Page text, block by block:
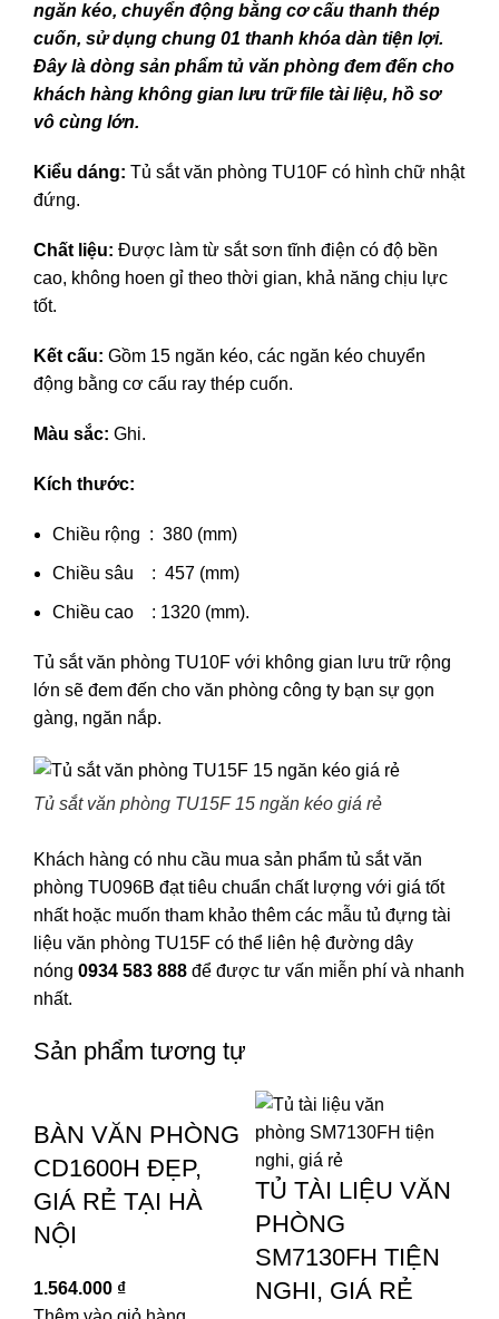
ngăn kéo, chuyển động bằng cơ cấu thanh thép
cuốn, sử dụng chung 01 thanh khóa dàn tiện lợi.
Đây là dòng sản phẩm tủ văn phòng đem đến cho
khách hàng không gian lưu trữ file tài liệu, hồ sơ
vô cùng lớn.
Kiểu dáng: Tủ sắt văn phòng TU10F có hình chữ nhật
đứng.
Chất liệu: Được làm từ sắt sơn tĩnh điện có độ bền
cao, không hoen gỉ theo thời gian, khả năng chịu lực
tốt.
Kết cấu: Gồm 15 ngăn kéo, các ngăn kéo chuyển
động bằng cơ cấu ray thép cuốn.
Màu sắc: Ghi.
Kích thước:
Chiều rộng : 380 (mm)
Chiều sâu : 457 (mm)
Chiều cao : 1320 (mm).
Tủ sắt văn phòng TU10F với không gian lưu trữ rộng
lớn sẽ đem đến cho văn phòng công ty bạn sự gọn
gàng, ngăn nắp.
Tủ sắt văn phòng TU15F 15 ngăn kéo giá rẻ
Khách hàng có nhu cầu mua sản phẩm tủ sắt văn
phòng TU096B đạt tiêu chuẩn chất lượng với giá tốt
nhất hoặc muốn tham khảo thêm các mẫu tủ đựng tài
liệu văn phòng TU15F có thể liên hệ đường dây
nóng 0934 583 888 để được tư vấn miễn phí và nhanh
nhất.
Sản phẩm tương tự
BÀN VĂN PHÒNG
CD1600H ĐẸP,
GIÁ RẺ TẠI HÀ
NỘI
1.564.000 ₫
TỦ TÀI LIỆU VĂN
PHÒNG
SM7130FH TIỆN
NGHI, GIÁ RẺ